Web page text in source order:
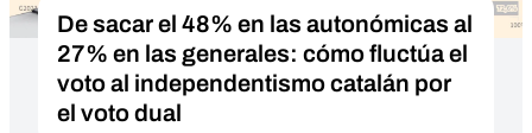
De sacar el 48% en las autonómicas al
27% en las generales: cómo fluctúa el
voto al independentismo catalán por
el voto dual